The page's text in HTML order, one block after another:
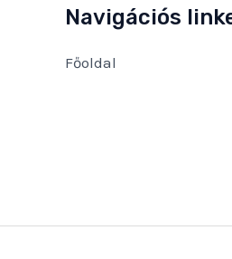
Navigációs
Főoldal